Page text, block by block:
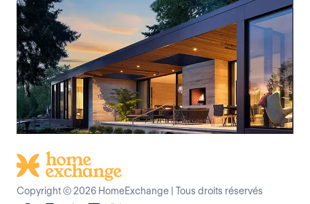
Copyright © 2026 HomeExchange Tous droits réservés